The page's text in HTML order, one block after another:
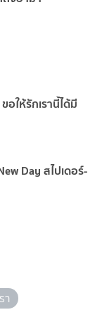
อให้รักเรานี้ได้มี
Day สไปเดอร์-
า